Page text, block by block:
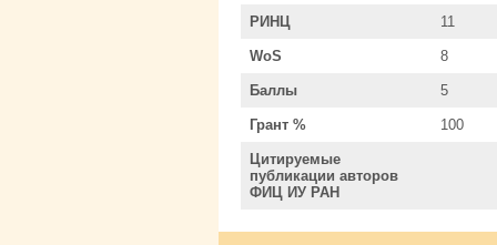
РИНЦ 11
WoS 8
Баллы 5
Грант % 100
Цитируемые
публикации авторов
ФИЦ ИУ РАН